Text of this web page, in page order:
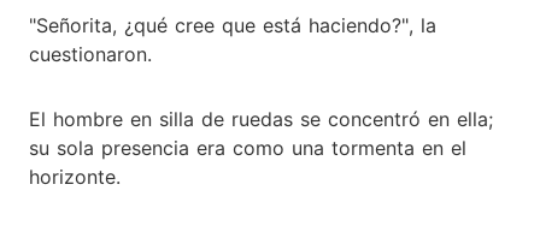
"Señorita, ¿qué cree que está haciendo?", la
cuestionaron.
El hombre en silla de ruedas se concentró en ella;
su sola presencia era como una tormenta en el
horizonte.